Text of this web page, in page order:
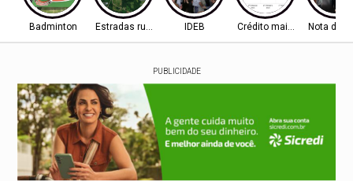
Badminton Estradas rurais IDEB Crédito mais difícilNota do
PUBLICIDADE